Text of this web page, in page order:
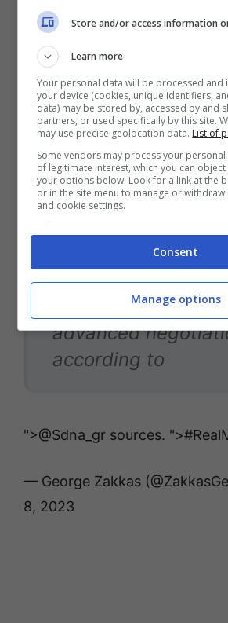
facendo bene, aggiungerei un
fisicità e…
Il Tweet su Scariolo
Sergio Scariolo is
the frontrunner for
Madrid’s bench for
upcoming season.
The two sides are in
advanced
according to
">@Sdna_gr sources.
— George Zakkas
8, 2023
Store and/or access information
Learn more
Your personal data will be processed
your device (cookies, unique identifiers,
data) may be stored by, accessed by and
partners, or used specifically by this site.
may use precise geolocation data. List of
Some vendors may process your
of legitimate interest, which you can
your options below. Look for a link at the
or in the site menu to manage or
and cookie settings.
Consent
Manage options